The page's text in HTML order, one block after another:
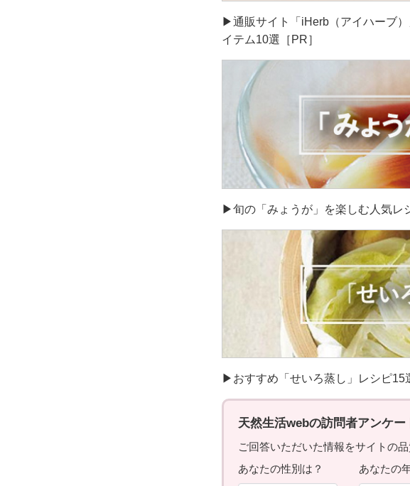
▶通販サイト「iHerb（アイハーブ
イテム10選［PR］
▶旬の「みょうが」を楽しむ人気レ
▶おすすめ「せいろ蒸し」レシピ15